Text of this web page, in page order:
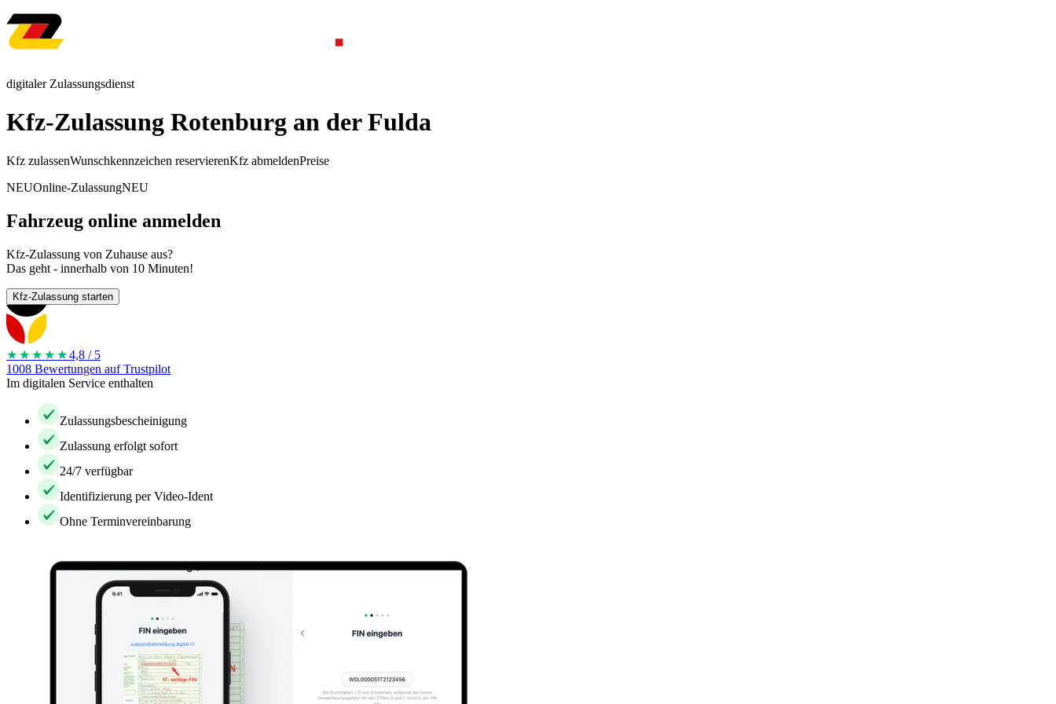
digitaler Zulassungsdienst
Kfz-Zulassung Rotenburg an der Fulda
Kfz zulassenWunschkennzeichen reservierenKfz abmeldenPreise
NEUOnline-ZulassungNEU
Fahrzeug online anmelden
Kfz-Zulassung von Zuhause aus?
Das geht - innerhalb von 10 Minuten!
Kfz-Zulassung starten
★★★★ ★4,8 / 5
1008 Bewertungen auf Trustpilot
Im digitalen Service enthalten
Zulassungsbescheinigung
Zulassung erfolgt sofort
24/7 verfügbar
Identifizierung per Video-Ident
Ohne Terminvereinbarung